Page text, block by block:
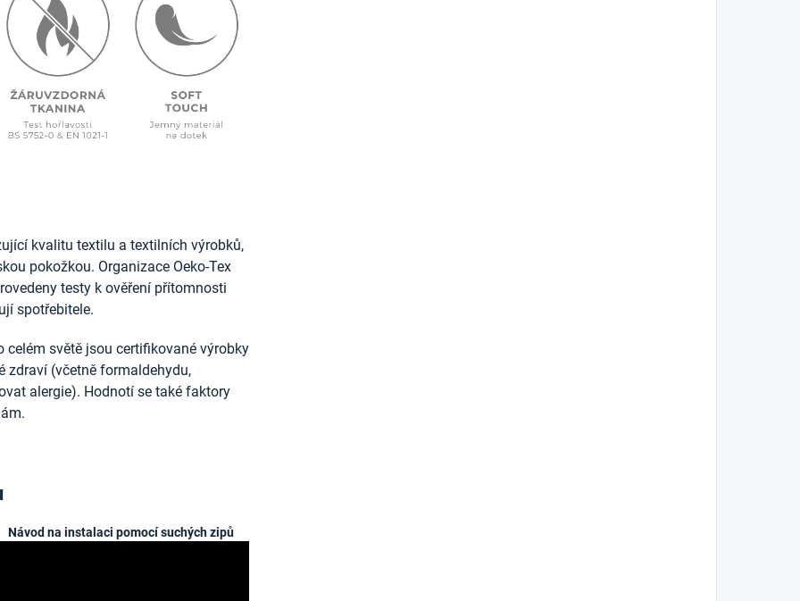
kvalitu textilu a textilních výrobků,
pokožkou. Organizace Oeko-Tex
testy k ověření přítomnosti
spotřebitele.
světě jsou certifikované výrobky
zdraví (včetně formaldehydu,
alergie). Hodnotí se také faktory
Návod na instalaci pomocí suchých zipů